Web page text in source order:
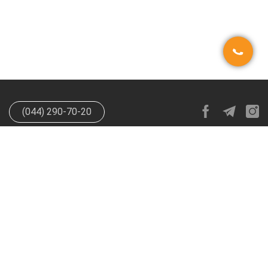
(044) 290-70-20